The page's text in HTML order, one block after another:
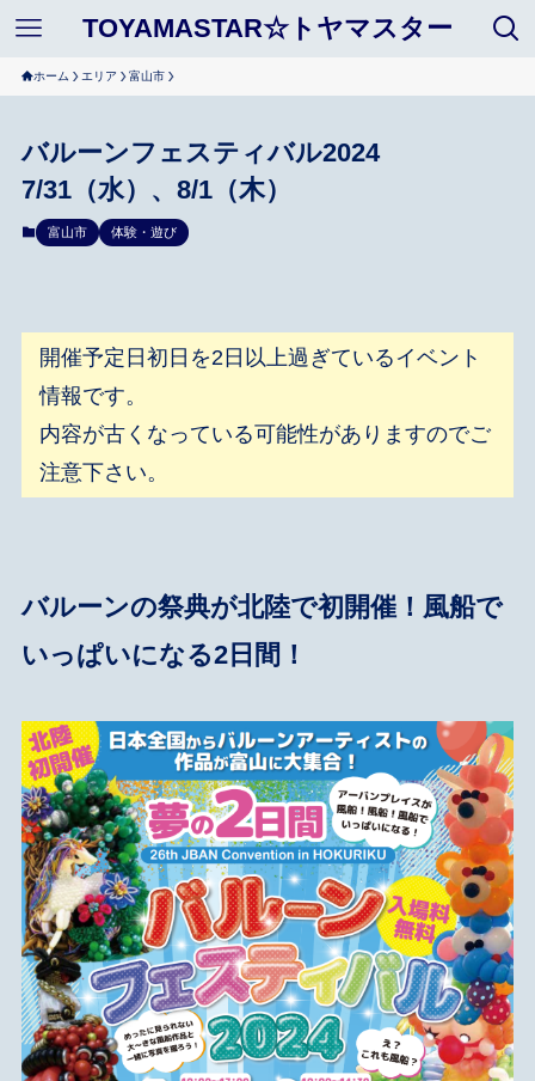
TOYAMASTAR☆トヤマスター
ホーム エリア 富山市
バルーンフェスティバル2024
7/31（水）、8/1（木）
富山市 体験・遊び
開催予定日初日を2日以上過ぎているイベント
情報です。
内容が古くなっている可能性がありますのでご
注意下さい。
バルーンの祭典が北陸で初開催！ 風船で
いっぱいになる2日間！